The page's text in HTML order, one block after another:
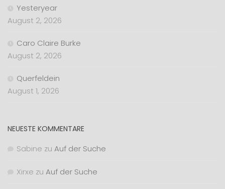
Yesteryear
August 2, 2026
Caro Claire Burke
August 2, 2026
Querfeldein
August 1, 2026
NEUESTE KOMMENTARE
Sabine zu Auf der Suche
Xirxe zu Auf der Suche